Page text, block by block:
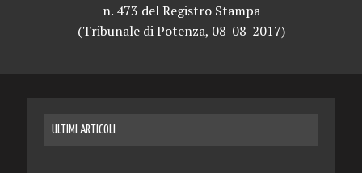
n. 473 del Registro Stampa
(Tribunale di Potenza, 08-08-2017)
ULTIMI ARTICOLI